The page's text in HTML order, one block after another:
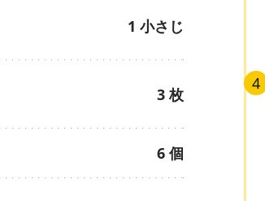
1 小さじ
3 枚
6 個
4